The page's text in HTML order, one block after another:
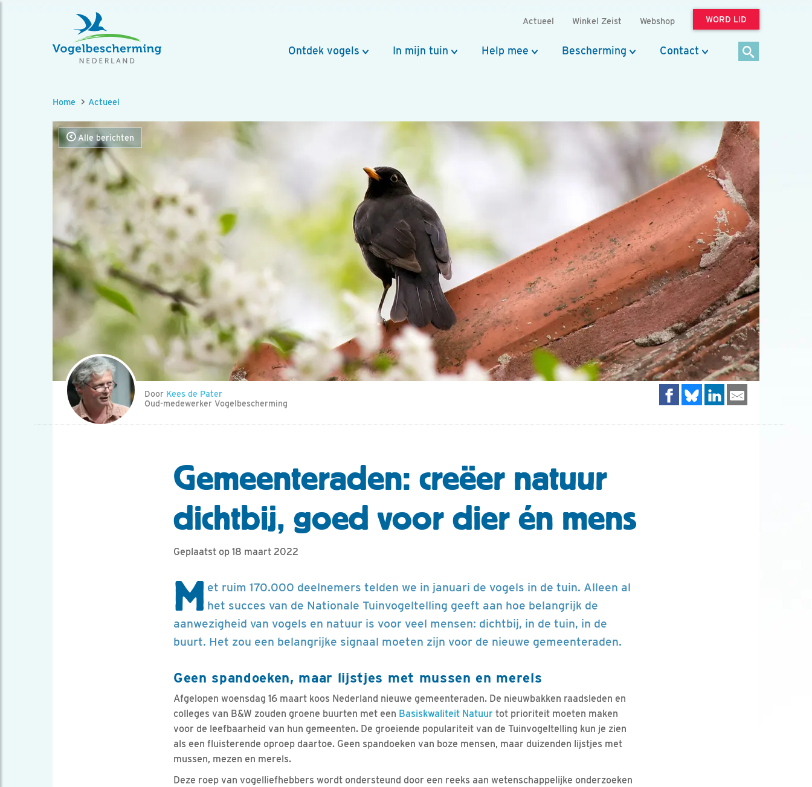
Actueel Winkel Zeist Webshop WORD LID
Ontdek vogels In mijn tuin Help mee Bescherming Contact
Home Actueel
Alle berichten
Door Kees de Pater
Oud-medewerker Vogelbescherming
Gemeenteraden: creëer natuur
dichtbij, goed voor dier én mens
Geplaatst op 18 maart 2022
M et ruim 170.000 deelnemers telden we in januari de vogels in de tuin. Alleen al
het succes van de Nationale Tuinvogeltelling geeft aan hoe belangrijk de
aanwezigheid van vogels en natuur is voor veel mensen: dichtbij, in de tuin, in de
buurt. Het zou een belangrijke signaal moeten zijn voor de nieuwe gemeenteraden.
Geen spandoeken, maar lijstjes met mussen en merels
Afgelopen woensdag 16 maart koos Nederland nieuwe gemeenteraden. De nieuwbakken raadsleden en
colleges van B&W zouden groene buurten met een Basiskwaliteit Natuur tot prioriteit moeten maken
voor de leefbaarheid van hun gemeenten. De groeiende populariteit van de Tuinvogeltelling kun je zien
als een fluisterende oproep daartoe. Geen spandoeken van boze mensen, maar duizenden lijstjes met
mussen, mezen en merels.
Deze roep van vogelliefhebbers wordt ondersteund door een reeks aan wetenschappelijke onderzoeken